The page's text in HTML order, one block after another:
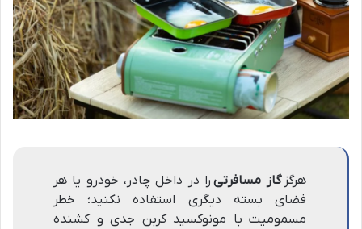
هرگز گاز مسافرتی را در داخل چادر، خودرو یا هر
فضای بسته دیگری استفاده نکنید؛ خطر
مسمومیت با مونوکسید کربن جدی و کشنده